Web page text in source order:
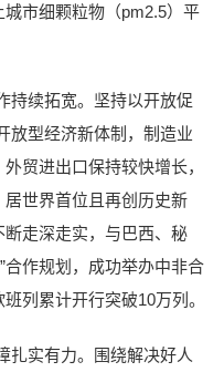
市细颗粒物（pm2.5）平
持续拓宽。坚持以开放促
放型经济新体制，制造业
贸进出口保持较快增长，
世界首位且再创历史新
断走深走实，与巴西、秘
合作规划，成功举办中非合
列累计开行突破10万列。
扎实有力。围绕解决好人